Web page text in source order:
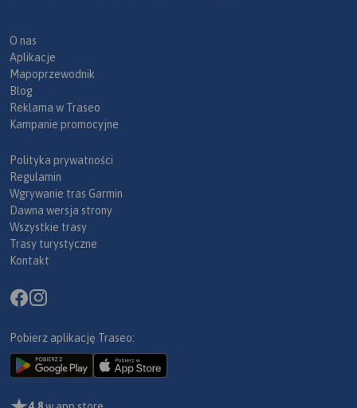
O nas
Aplikacje
Mapoprzewodnik
Blog
Reklama w Traseo
Kampanie promocyjne
Polityka prywatności
Regulamin
Wgrywanie tras Garmin
Dawna wersja strony
Wszystkie trasy
Trasy turystyczne
Kontakt
Pobierz aplikację Traseo: